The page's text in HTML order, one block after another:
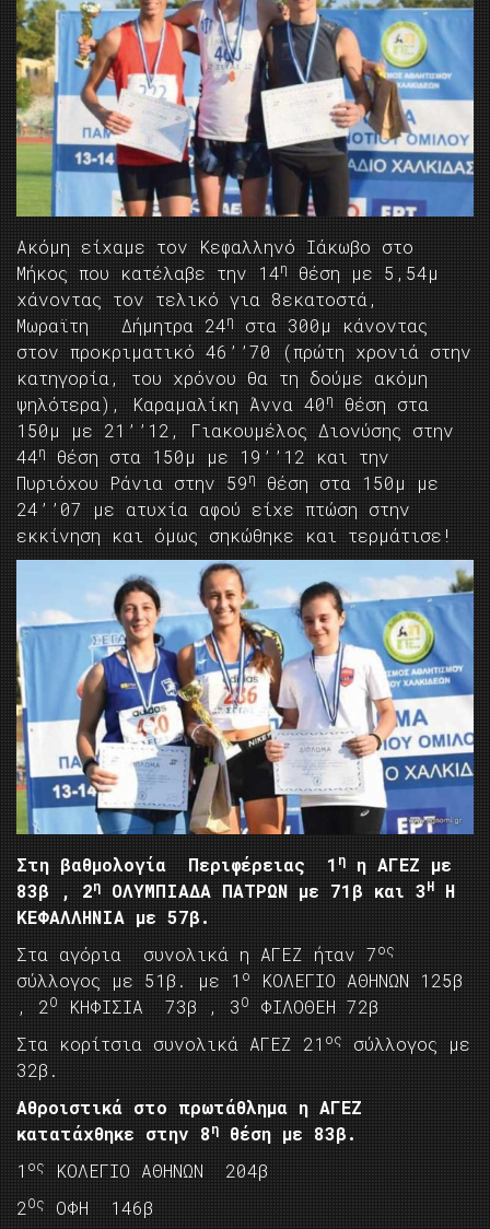
Ακόμη είχαμε τον Κεφαλληνό Ιάκωβο στο
Μήκος που κατέλαβε την 14η
θέση με 5,54μ
χάνοντας τον τελικό για 8εκατοστά,
Μωραϊτη Δήμητρα 24η
στα 300μ κάνοντας
στον προκριματικό 46’’70 (πρώτη χρονιά στην
κατηγορία, του χρόνου θα τη δούμε ακόμη
ψηλότερα), Καραμαλίκη Άννα 40η
θέση στα
150μ με 21’’12, Γιακουμέλος Διονύσης στην
44η
θέση στα 150μ με 19’’12 και την
Πυριόχου Ράνια στην 59η
θέση στα 150μ με
24’’07 με ατυχία αφού είχε πτώση στην
εκκίνηση και όμως σηκώθηκε και τερμάτισε!
Στη βαθμολογία Περιφέρειας 1 η
η ΑΓΕΖ με
83β , 2η ΟΛΥΜΠΙΑΔΑ ΠΑΤΡΩΝ με 71β και 3Η
Η
ΚΕΦΑΛΛΗΝΙΑ με 57β.
Στα αγόρια συνολικά η ΑΓΕΖ ήταν 7ος
σύλλογος με 51β. με 1 ο
ΚΟΛΕΓΙΟ ΑΘΗΝΩΝ 125β
, 2Ο ΚΗΦΙΣΙΑ 73β , 3Ο
ΦΙΛΟΘΕΗ 72β
Στα κορίτσια συνολικά ΑΓΕΖ 21 ος
σύλλογος με
32β.
Αθροιστικά στο πρωτάθλημα η ΑΓΕΖ
κατατάχθηκε στην 8η
θέση με 83β.
1 ος
ΚΟΛΕΓΙΟ ΑΘΗΝΩΝ 204β
2Ος
ΟΦΗ 146β